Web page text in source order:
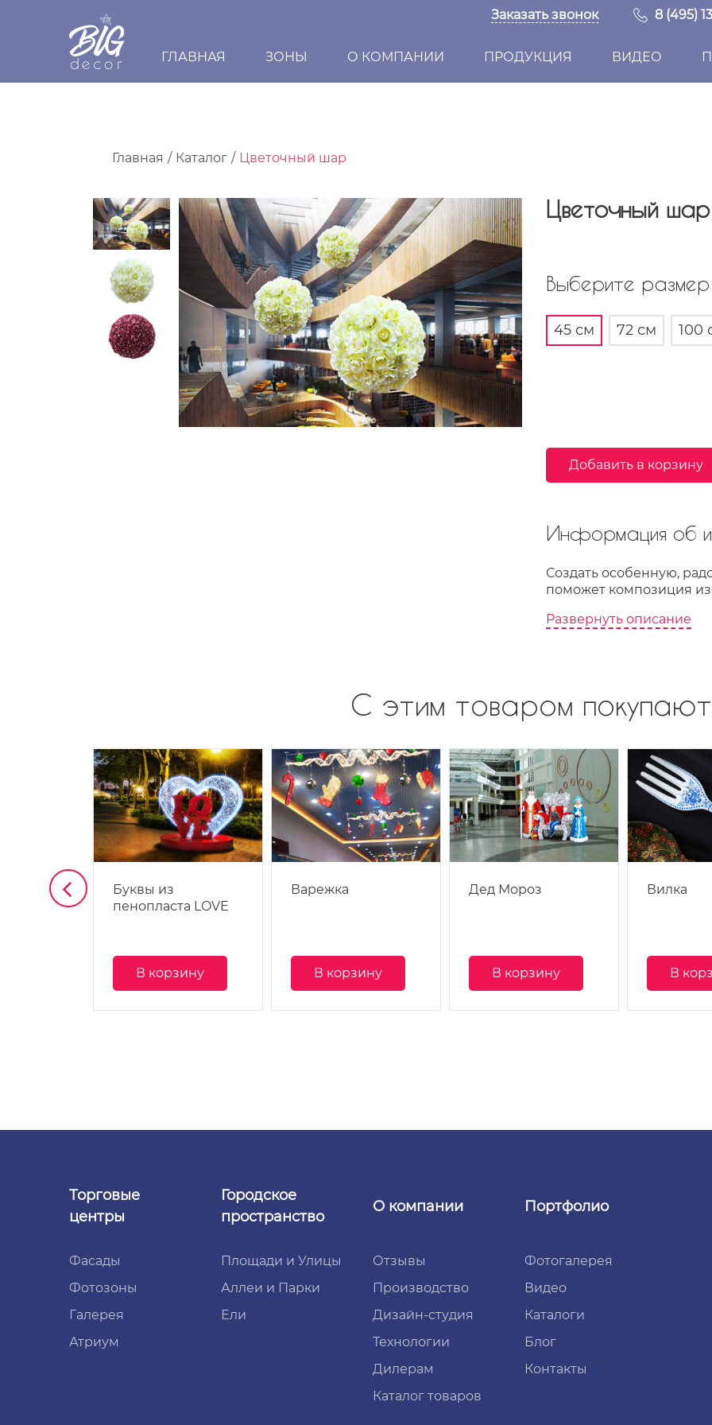
Заказать звонок 8 (495)
ГЛАВНАЯ ЗОНЫ О КОМПАНИИ ПРОДУКЦИЯ ВИДЕО
Главная Каталог Цветочный шар
Цветочный шар
Выберите размер
45 см 72 см 100
Добавить в корзину
Информация об
Создать особенную,
поможет композиция
Развернуть описание
С этим товаром
Буквы из
пенопласта LOVE
В корзину
Варежка
В корзину
Дед Мороз
В корзину
Вилка
В
Торговые
центры
Фасады
Фотозоны
Галерея
Атриум
Городское
пространство
Площади и Улицы
Аллеи и Парки
Ели
О компании
Отзывы
Производство
Дизайн-студия
Технологии
Дилерам
Каталог товаров
Портфолио
Фотогалерея
Видео
Каталоги
Блог
Контакты